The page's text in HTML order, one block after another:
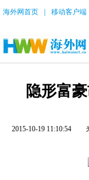
海外网首页 移动客户端
隐形富
2015-10-19 11:10:54